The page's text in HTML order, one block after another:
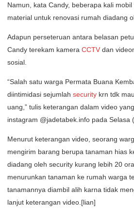
Namun, kata Candy, beberapa kali
material untuk renovasi rumah diadang
Adapun perseteruan antara belasan
Candy terekam kamera CCTV dan
sosial.
“Salah satu warga Permata Buana
diintimidasi sejumlah security krn tdk
uang,” tulis keterangan dalam video
instagram @jadetabek.info pada Selasa
Menurut keterangan video, seorang
mengirim barang berupa tanaman hias
diadang oleh security kurang lebih 20
menurunkan tanaman ke rumah warga
tanamannya diambil alih karna tidak
lanjut keterangan video.[lian]